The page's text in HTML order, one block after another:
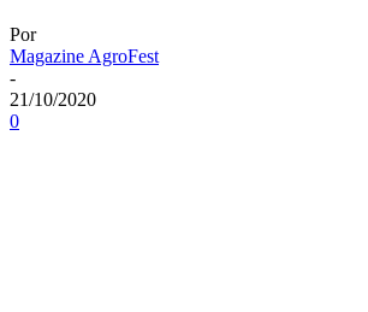
Por
Magazine AgroFest
-
21/10/2020
0